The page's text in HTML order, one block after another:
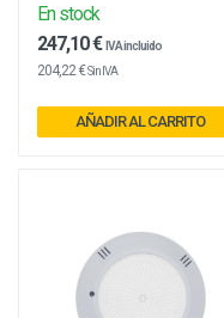
En stock
247,10 € IVA incluido
204,22 €Sin IVA
AÑADIR AL CARRITO